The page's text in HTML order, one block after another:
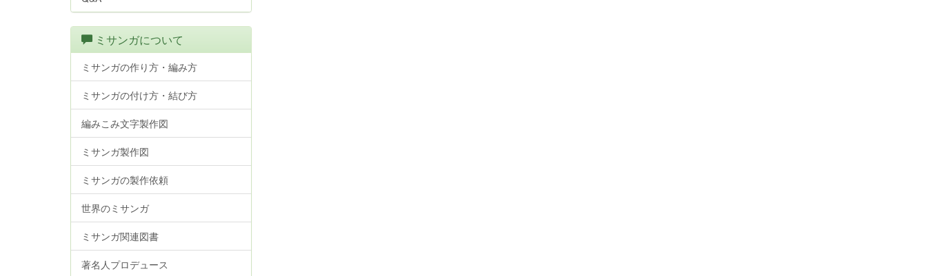
ミサンガについて
ミサンガの作り方・編み方
ミサンガの付け方・結び方
編みこみ文字製作図
ミサンガ製作図
ミサンガの製作依頼
世界のミサンガ
ミサンガ関連図書
著名人プロデュース